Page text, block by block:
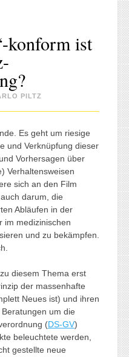
konform ist
PILTZ
Es geht um riesige
und Verknüpfung dieser
Vorhersagen über
Verhaltensweisen
sich an den Film
darum, die
Abläufen in der
im medizinischen
und zu bekämpfen.
diesem Thema erst
der massenhafte
Neues ist) und ihren
um die
(DS-GV)
beleuchtete werden,
gestellte neue